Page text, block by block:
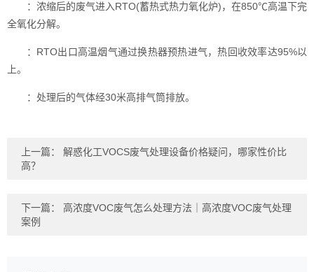
：浓缩后的废气进入RTO(蓄热式热力氧化炉)，在850℃高温下完
全氧化分解。
：RTO出口高温烟气通过换热器预热进气，热回收效率达95%以
上。
：处理后的气体经30米高排气筒排放。
上一篇： 解惑化工VOCS废气处理设备价格疑问，哪家性价比
高？
下一篇： 高浓度VOC废气怎么处理方法｜高浓度VOC废气处理
案例